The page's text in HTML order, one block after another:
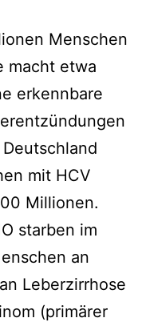
Menschen
macht etwa
erkennbare
mit HCV
Millionen.
starben im
an
Leberzirrhose
(primärer